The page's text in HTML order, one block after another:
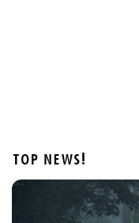
TOP NEWS!